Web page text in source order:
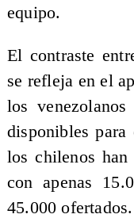
equipo.
El contraste
se refleja en el
los
disponibles
los chilenos han
con apenas
45.000 ofertados.